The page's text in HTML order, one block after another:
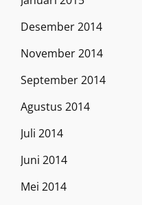
Desember 2014
November 2014
September 2014
Agustus 2014
Juli 2014
Juni 2014
Mei 2014